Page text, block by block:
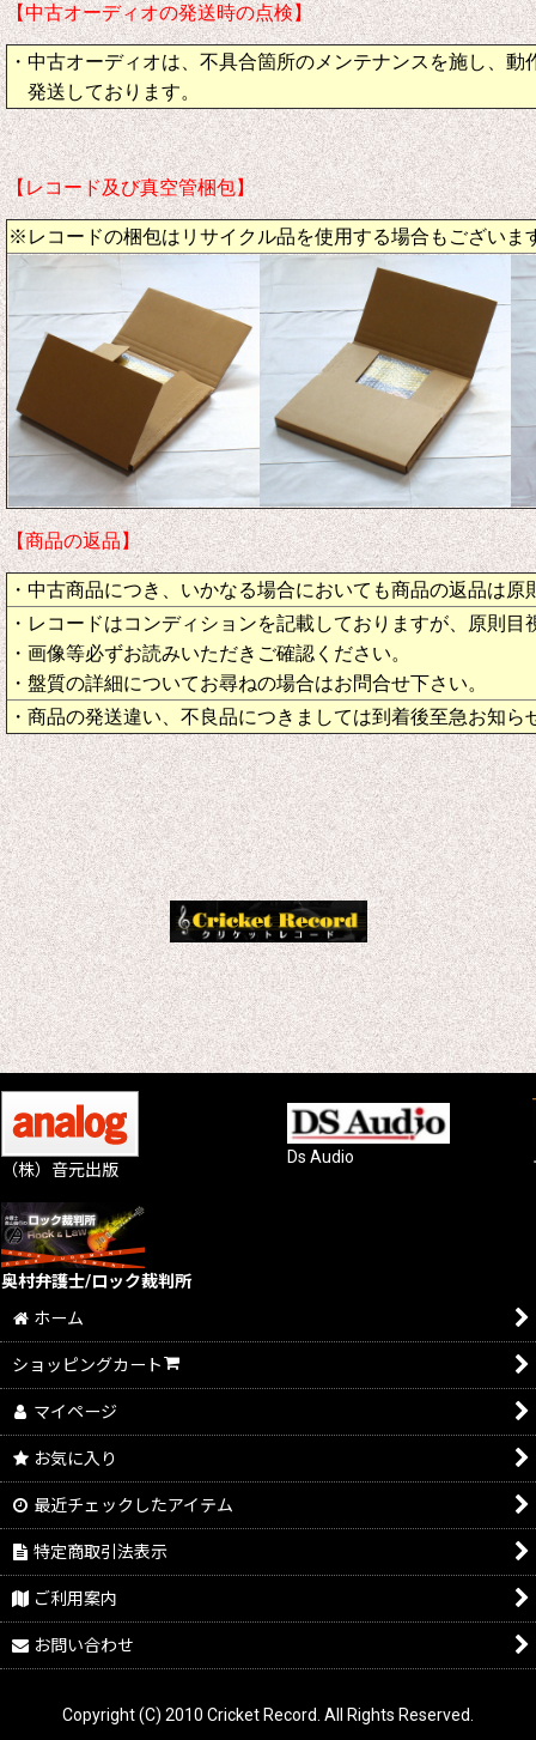
【中古オーディオの発送時の点検】
・中古オーディオは、不具合箇所のメンテナンスを施し、動
発送しております。
【レコード及び真空管梱包】
※レコードの梱包はリサイクル品を使用する場合もございま
【商品の返品】
・中古商品につき、いかなる場合においても商品の返品は原
・レコードはコンディションを記載しておりますが、原則目
・画像等必ずお読みいただきご確認ください。
・盤質の詳細についてお尋ねの場合はお問合せ下さい。
・商品の発送違い、不良品につきましては到着後至急お知ら
（株）音元出版
Ds Audio
奥村弁護士/ロック裁判所
ホーム
ショッピングカート
マイページ
お気に入り
最近チェックしたアイテム
特定商取引法表示
ご利用案内
お問い合わせ
Copyright (C) 2010 Cricket Record. All Rights Reserved.